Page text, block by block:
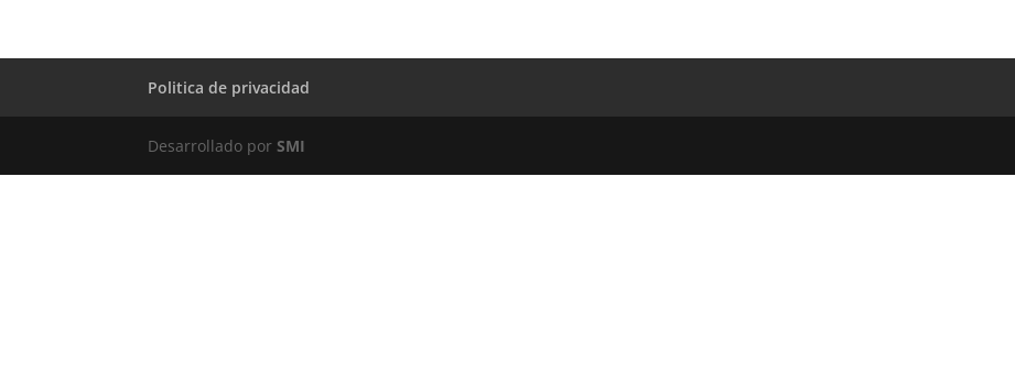
Politica de privacidad
Desarrollado porSMI